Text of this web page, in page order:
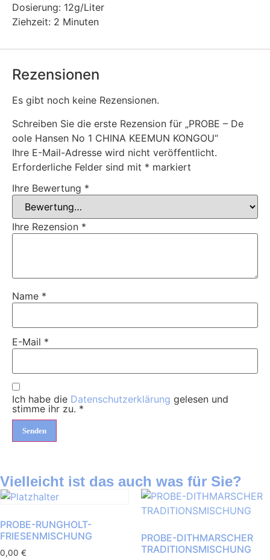
Dosierung: 12g/Liter
Ziehzeit: 2 Minuten
Rezensionen
Es gibt noch keine Rezensionen.
Schreiben Sie die erste Rezension für „PROBE – De
oole Hansen No 1 CHINA KEEMUN KONGOU“
Ihre E-Mail-Adresse wird nicht veröffentlicht.
Erforderliche Felder sind mit * markiert
Ihre Bewertung *
Ihre Rezension *
Name *
E-Mail *
Ich habe die Datenschutzerklärung gelesen und
stimme ihr zu. *
Vielleicht ist das auch was für Sie?
PROBE-RUNGHOLT-
FRIESENMISCHUNG
0,00 €
PROBE-DITHMARSCHER
TRADITIONSMISCHUNG